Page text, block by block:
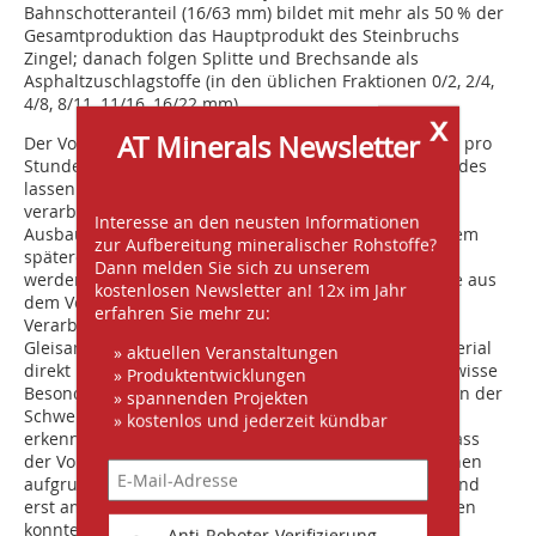
Bahnschotteranteil (16/63 mm) bildet mit mehr als 50 % der
Gesamtproduktion das Hauptprodukt des Steinbruchs
Zingel; danach folgen Splitte und Brechsande als
Asphaltzuschlagstoffe (in den üblichen Fraktionen 0/2, 2/4,
4/8, 8/11, 11/16, 16/22 mm).
Der Vorbrecher C120 verarbeitet aktuell 350 t Material pro
Stunde. Durch die Flaschenhalssituation des Landbandes
lassen sich allerdings zur Zeit lediglich 170 t/h direkt
verarbeiten. Das restliche Material gelangt durch den
Ausbau der Kaverne in ein Zwischendepot, um zu einem
späteren Zeitpunkt von dort aus weiter verarbeitet zu
werden. Etwa 80 t der sofort zu verarbeitenden Menge aus
dem Vorbrecher entfallen direkt auf die weitere
Verarbeitung zu Bahnschotter. Dank eines direkten
Gleisanschlusses vom Standort aus lässt sich das Material
direkt beladen und expedieren. Das ist schon eine gewisse
Besonderheit, da die Zugänglichkeit zu Steinbrüchen in der
Schweiz in der Regel alles andere als optimal ist. Man
erkennt die Schwierigkeit der Zugänglichkeit daran, dass
der Vorbrecher mit einem Gesamtgewicht von 40 Tonnen
aufgrund der steilen Lage in Einzelteilen angeliefert und
erst am endgültigen Standort zusammengebaut werden
konnte.
x
AT Minerals Newsletter
Interesse an den neusten Informationen
zur Aufbereitung mineralischer Rohstoffe?
Dann melden Sie sich zu unserem
kostenlosen Newsletter an! 12x im Jahr
erfahren Sie mehr zu:
» aktuellen Veranstaltungen
» Produktentwicklungen
» spannenden Projekten
» kostenlos und jederzeit kündbar